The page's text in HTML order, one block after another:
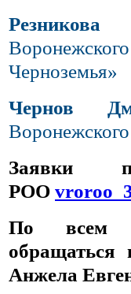
Черноземья»
Чернов
Заявки
РОО
По всем
Анжела